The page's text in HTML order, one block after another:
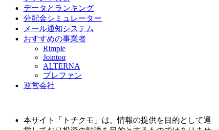
データとランキング
分配金シミュレーター
メール通知システム
おすすめの事業者
Rimple
Jointoα
ALTERNA
プレファン
運営会社
本サイト「トチクモ」は、情報の提供を目的として運